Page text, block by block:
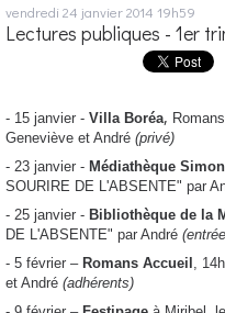
vendredi 24 janvier 2014 19h59
Lectures publiques - 1er
- 15 janvier - Villa Boréa,
Geneviève et André (privé)
- 23 janvier - Médiathèque
SOURIRE DE L'ABSENTE" par
- 25 janvier - Bibliothèque de la
DE L'ABSENTE" par André
- 5 février – Romans Accueil
,
et André (adhérents)